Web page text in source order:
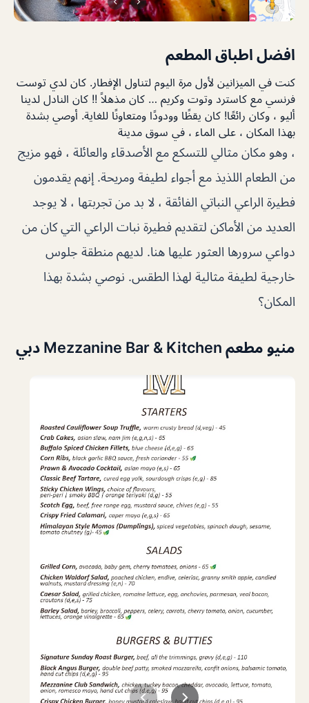
افضل اطباق المطعم
كنت في الميزانين لأول مرة اليوم لتناول الإفطار. كان لدي توست
فرنسي مع كاسترد وتوت وكريم … كان مذهلاً !! كان النادل لدينا
أليو ، وكان رائعًا! كان يقظًا وودودًا ومتعاونًا للغاية. أوصي بشدة
بهذا المكان ، على الماء ، في سوق مدينة
، وهو مكان مثالي للتسكع مع الأصدقاء والعائلة ، فهو مزيج
من الطعام اللذيذ مع أجواء لطيفة ومريحة. إنهم يقدمون
فطيرة الراعي النباتي الفائقة ، لا بد من تجربتها ، لا يوجد
العديد من الأماكن لتقديم فطيرة نبات الراعي التي كان من
دواعي سرورها العثور عليها هنا. لديهم منطقة جلوس
خارجية لطيفة مثالية لهذا الطقس. نوصي بشدة بهذا
المكان؟
منيو مطعم Mezzanine Bar & Kitchen دبي